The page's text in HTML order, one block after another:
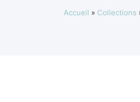
Accueil » Collections